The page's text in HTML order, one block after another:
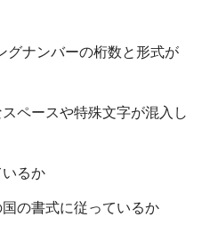
グナンバーの桁数と形式が
ペースや特殊文字が混入し
るか
の書式に従っているか